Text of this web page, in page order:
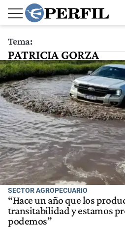
Tema:
PATRICIA GORZA
SECTOR AGROPECUARIO
“Hace un año que los
transitabilidad y estamos
podemos”